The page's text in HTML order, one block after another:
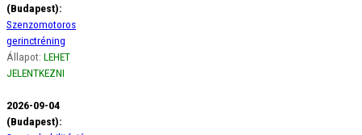
(Budapest):
Szenzomotoros
gerinctréning
Állapot: LEHET
JELENTKEZNI
2026-09-04
(Budapest):